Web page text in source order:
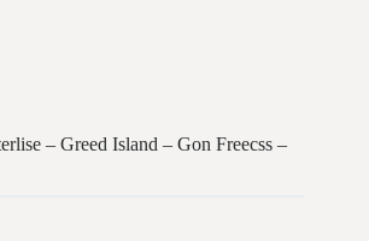
– Greed Island – Gon Freecss –